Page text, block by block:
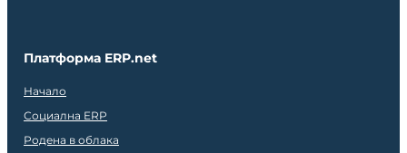
Платформа ERP.net
Начало
Социална ERP
Родена в облака